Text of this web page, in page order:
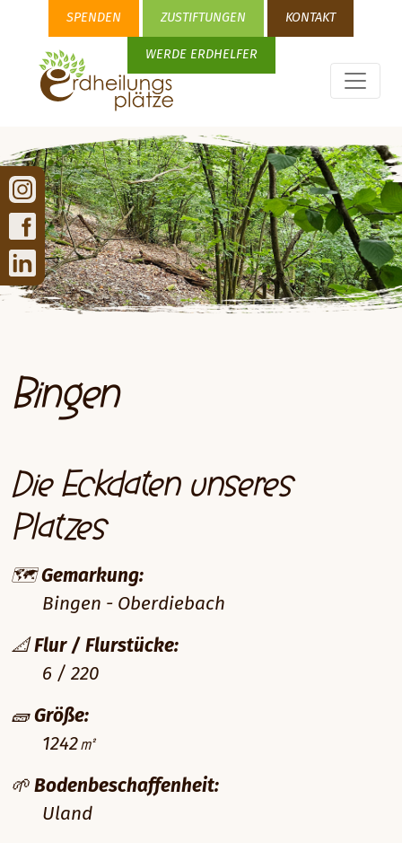
SPENDEN ZUSTIFTUNGEN KONTAKT
WERDE ERDHELFER
Bingen
Die Eckdaten unseres
Platzes
🗺️Gemarkung:
Bingen - Oberdiebach
📐 Flur / Flurstücke:
6 / 220
🧱 Größe:
1242㎡
🌱 Bodenbeschaffenheit:
Uland